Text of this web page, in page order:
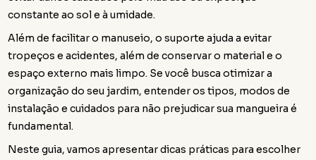
constante ao sol e à umidade.
Além de facilitar o manuseio, o suporte ajuda a evitar
tropeços e acidentes, além de conservar o material e o
espaço externo mais limpo. Se você busca otimizar a
organização do seu jardim, entender os tipos, modos de
instalação e cuidados para não prejudicar sua mangueira é
fundamental.
Neste guia, vamos apresentar dicas práticas para escolher